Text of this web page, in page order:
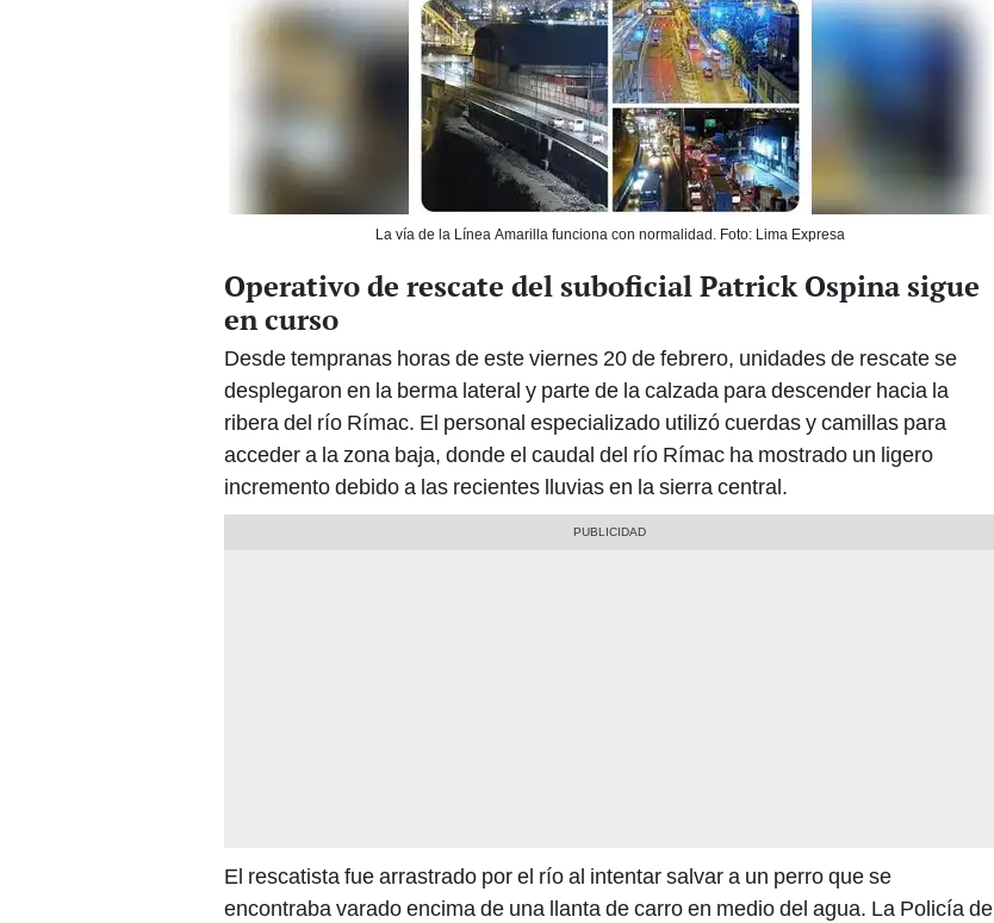
La vía de la Línea Amarilla funciona con normalidad. Foto: Lima Expresa
Operativo de rescate del suboficial Patrick Ospina sigue
en curso
Desde tempranas horas de este viernes 20 de febrero, unidades de rescate se
desplegaron en la berma lateral y parte de la calzada para descender hacia la
ribera del río Rímac. El personal especializado utilizó cuerdas y camillas para
acceder a la zona baja, donde el caudal del río Rímac ha mostrado un ligero
incremento debido a las recientes lluvias en la sierra central.
El rescatista fue arrastrado por el río al intentar salvar a un perro que se
encontraba varado encima de una llanta de carro en medio del agua. La Policía de